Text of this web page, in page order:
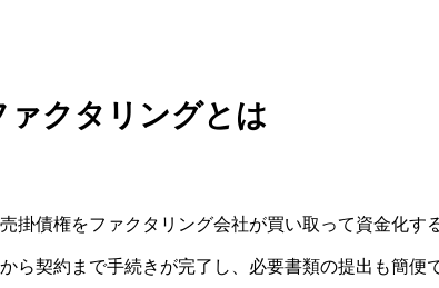
ァクタリングとは
掛債権をファクタリング会社が買い取って資金化す
ら契約まで手続きが完了し、必要書類の提出も簡便